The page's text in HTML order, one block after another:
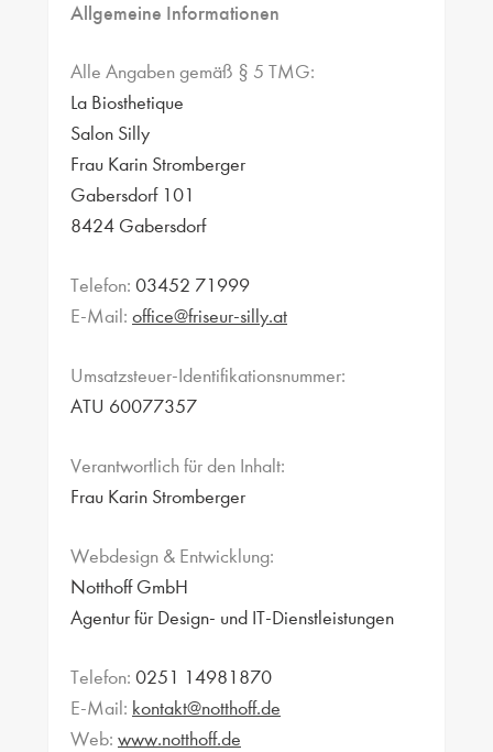
Allgemeine Informationen
Alle Angaben gemäß § 5 TMG:
La Biosthetique
Salon Silly
Frau Karin Stromberger
Gabersdorf 101
8424 Gabersdorf
Telefon: 03452 71999
E-Mail: office@friseur-silly.at
Umsatzsteuer-Identifikationsnummer:
ATU 60077357
Verantwortlich für den Inhalt:
Frau Karin Stromberger
Webdesign & Entwicklung:
Notthoff GmbH
Agentur für Design- und IT-Dienstleistungen
Telefon: 0251 14981870
E-Mail: kontakt@notthoff.de
Web: www.notthoff.de